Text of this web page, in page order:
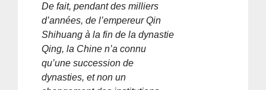
De fait, pendant des milliers
d’années, de l’empereur Qin
Shihuang à la fin de la dynastie
Qing, la Chine n’a connu
qu’une succession de
dynasties, et non un